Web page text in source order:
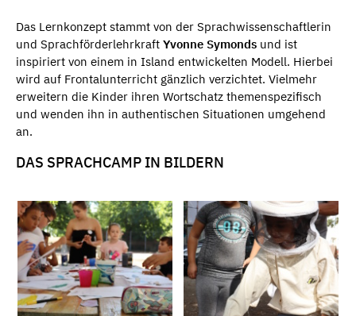
Das Lernkonzept stammt von der Sprachwissenschaftlerin
und Sprachförderlehrkraft Yvonne Symonds und ist
inspiriert von einem in Island entwickelten Modell. Hierbei
wird auf Frontalunterricht gänzlich verzichtet. Vielmehr
erweitern die Kinder ihren Wortschatz themenspezifisch
und wenden ihn in authentischen Situationen umgehend
an.
DAS SPRACHCAMP IN BILDERN